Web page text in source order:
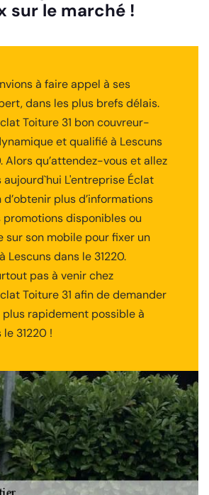
sur le marché !
à faire appel à ses
dans les plus brefs délais.
Toiture 31 bon couvreur-
et qualifié à Lescuns
Alors qu’attendez-vous et allez
L'entreprise Éclat
d’obtenir plus d’informations
disponibles ou
sur son mobile pour fixer un
Lescuns dans le 31220.
pas à venir chez
Toiture 31 afin de demander
rapidement possible à
31220 !